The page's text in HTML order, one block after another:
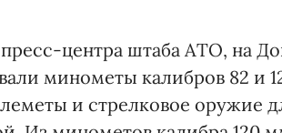
центра штаба АТО, на
минометы калибров 82 и
и стрелковое оружие